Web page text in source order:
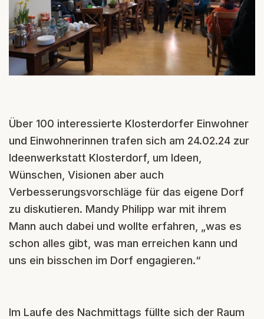
Über 100 interessierte Klosterdorfer Einwohner
und Einwohnerinnen trafen sich am 24.02.24 zur
Ideenwerkstatt Klosterdorf, um Ideen,
Wünschen, Visionen aber auch
Verbesserungsvorschläge für das eigene Dorf
zu diskutieren. Mandy Philipp war mit ihrem
Mann auch dabei und wollte erfahren, „was es
schon alles gibt, was man erreichen kann und
uns ein bisschen im Dorf engagieren.“
Im Laufe des Nachmittags füllte sich der Raum